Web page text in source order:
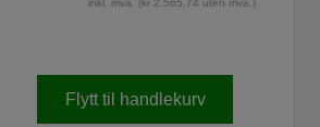
Flytt til handlekurv